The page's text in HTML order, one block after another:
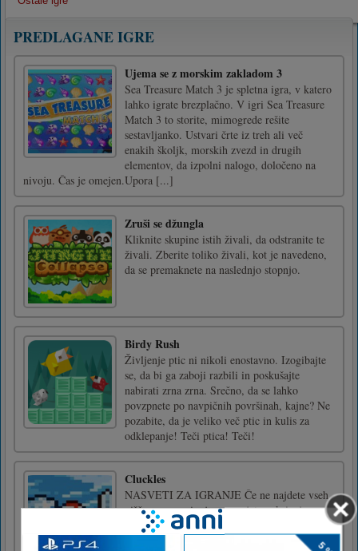
PREDLAGANE IGRE
Ujema se z morskim zakladom 3
Sea Treasure Match 3 je spletna igra, v katero
lahko igrate brezplačno. V igri Sea Treasure
Match 3 to storite, mimogrede rešite
sestavljanko. Ustvari črte iz treh ali več
enakih školjk, morskih zvezd in drugih
elementov, da izpolni nalogo, določeno na
nivoju. Čas je omejen.Upora [...]
Zruši se džungla
Kliknite skupine istih živali, da odstranite te
živali. Zberite toliko živali, kot je navedeno,
da se premaknete na naslednjo stopnjo.
Birdy Rush
Življenje ptic ni nikoli enostavno. Izogibajte
se, da bi ga zaboji razbili in poskušajte
nabirati zrna zrna. Srečno, da se lahko
povzpnete po navpičnih površinah, kajne? Ne
pozabite, da je veliko več ptic in kulis za
odklepanje! Teči ptica! Teči!
Cluckles
NASVETI ZA IGRANJE Če ne najdete vseh
piščancev na nivoju, se verjetno skrivajo v
skrivnem območju. Prijazni metulji kažejo, da
je v bližini skrivno območje. Če vidite